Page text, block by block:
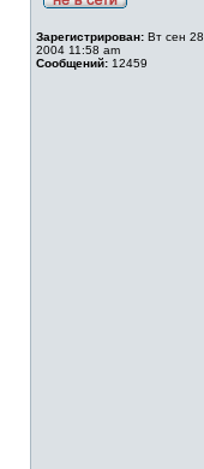
Зарегистрирован: Вт сен 28,
2004 11:58 am
Сообщений: 12459